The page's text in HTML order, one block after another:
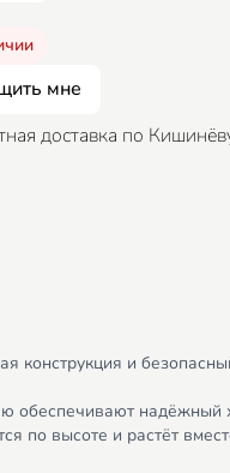
мне
доставка по
и
обеспечивают
высоте и растёт